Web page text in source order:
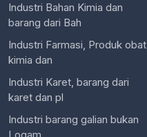
Industri Bahan Kimia dan
barang dari Bah
Industri Farmasi, Produk obat
kimia dan
Industri Karet, barang dari
karet dan pl
Industri barang galian bukan